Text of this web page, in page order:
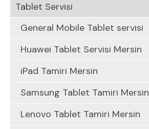
Tablet Servisi
General Mobile Tablet servisi
Huawei Tablet Servisi Mersin
iPad Tamiri Mersin
Samsung Tablet Tamiri Mersin
Lenovo Tablet Tamiri Mersin